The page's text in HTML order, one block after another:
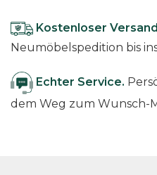
Kostenloser
Neumöbelspedition bis
Echter Service.
dem Weg zum Wunsch-